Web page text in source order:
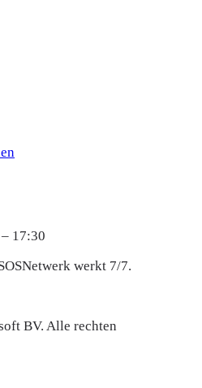
17:30
werkt 7/7.
BV. Alle rechten